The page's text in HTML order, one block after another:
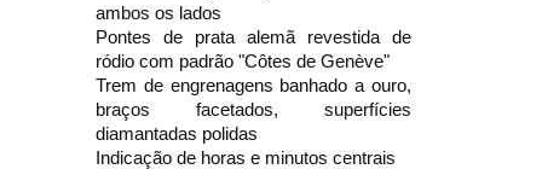
ambos os lados
Pontes de prata alemã revestida de
ródio com padrão "Côtes de Genève"
Trem de engrenagens banhado a ouro,
braços facetados, superfícies
diamantadas polidas
Indicação de horas e minutos centrais